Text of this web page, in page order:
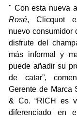
" Con esta nueva
Rosé, Clicquot
nuevo consumidor
disfrute del
más informal y
puede añadir su
de catar”,
Gerente de Marca
& Co. “RICH es
diferenciado en